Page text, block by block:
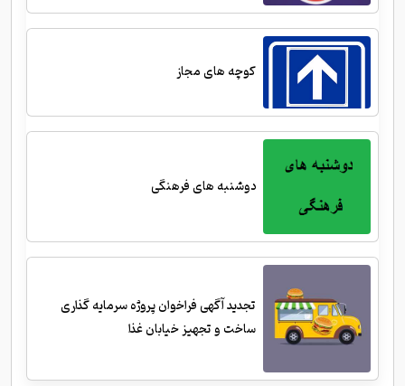
کوچه های مجاز
دوشنبه های فرهنگی
تجدید آگهی فراخوان پروژه سرمایه گذاری
ساخت و تجهیز خیابان غذا